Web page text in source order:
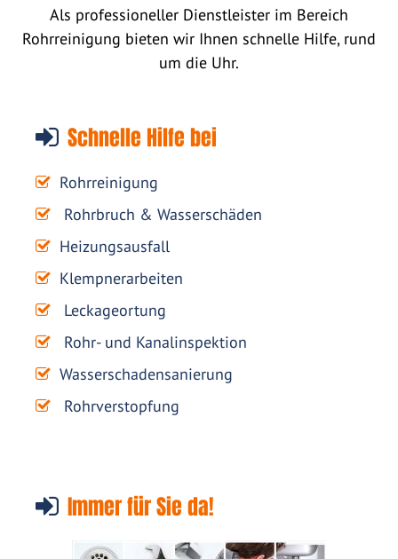
Als professioneller Dienstleister im Bereich
Rohrreinigung bieten wir Ihnen schnelle Hilfe, rund
um die Uhr.
Schnelle Hilfe bei
Rohrreinigung
Rohrbruch & Wasserschäden
Heizungsausfall
Klempnerarbeiten
Leckageortung
Rohr- und Kanalinspektion
Wasserschadensanierung
Rohrverstopfung
Immer für Sie da!